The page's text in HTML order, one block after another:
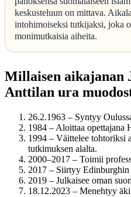
keskusteluun on mittava.
intohimoiseksi tutkijaksi, joka
monimutkaisia aiheita.
Millaisen aikajanan
Anttilan ura
26.2.1963 – Syntyy
1984 – Aloittaa opettajana
1994 – Väittelee tohtoriksi
tutkimuksen alalta.
2000–2017 – Toimii
2017 – Siirtyy
2019 – Julkaisee oman
18.12.2023 – Menehtyy